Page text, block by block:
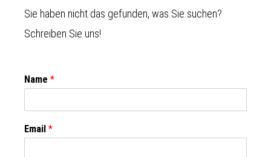
Sie haben nicht das gefunden, was Sie suchen?
Schreiben Sie uns!
Name *
Email *